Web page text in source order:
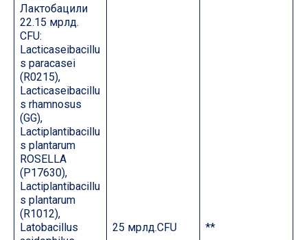
Лактобацили
22.15 мрлд.
CFU:
Lacticaseibacillu
s paracasei
(R0215),
Lacticaseibacillu
s rhamnosus
(GG),
Lactiplantibacillu
s plantarum
ROSELLA
(P17630),
Lactiplantibacillu
s plantarum
(R1012),
Latobacillus
25 мрлд.CFU **